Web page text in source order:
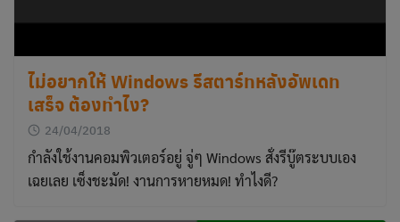
ไม่อยากให้ Windows รีสตาร์ทหลังอัพเดท
เสร็จ ต้องทำไง?
24/04/2018
กำลังใช้งานคอมพิวเตอร์อยู่ จู่ๆ Windows สั่งรีบู๊ตระบบเอง
เฉยเลย เซ็งชะมัด! งานการหายหมด! ทำไงดี?